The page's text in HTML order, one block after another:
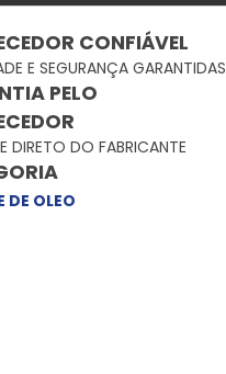
CONFIÁVEL
E SEGURANÇA GARANTIDAS
PELO
DIRETO DO FABRICANTE
DE OLEO